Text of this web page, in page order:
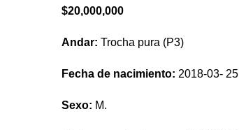
$20,000,000
Andar: Trocha pura (P3)
Fecha de nacimiento: 2018-03- 25
Sexo: M.